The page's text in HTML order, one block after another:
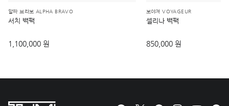
알파 브라보 ALPHA BRAVO
서치 백팩
1,100,000 원
보야져 VOYAGEUR
셀리나 백팩
850,000 원